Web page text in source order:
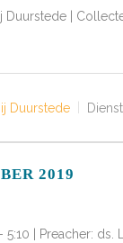
|
Duurstede
2019
5:10 | Preacher: